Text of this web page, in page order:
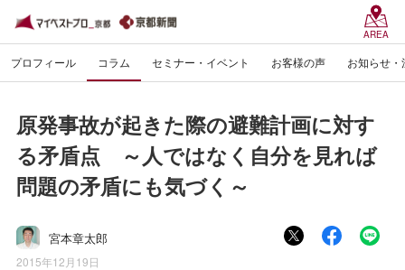
AREA
プロフィール コラム セミナー・イベント お客様の声 お知らせ
原発事故が起きた際の避難計画に対す
る矛盾点 ～人ではなく自分を見れば
問題の矛盾にも気づく～
宮本章太郎
2015年12月19日